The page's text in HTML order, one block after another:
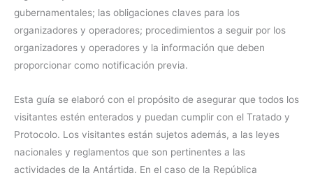
gubernamentales; las obligaciones claves para los
organizadores y operadores; procedimientos a seguir por los
organizadores y operadores y la información que deben
proporcionar como notificación previa.
Esta guía se elaboró con el propósito de asegurar que todos los
visitantes estén enterados y puedan cumplir con el Tratado y
Protocolo. Los visitantes están sujetos además, a las leyes
nacionales y reglamentos que son pertinentes a las
actividades de la Antártida. En el caso de la República